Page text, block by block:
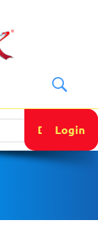
DONATE
Login